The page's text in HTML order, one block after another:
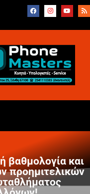
βαθμολογία και
προημιτελικών